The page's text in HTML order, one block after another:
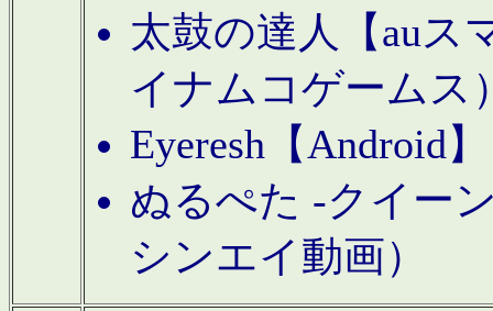
太鼓の達人【auス
イナムコゲームス
Eyeresh【Android
ぬるぺた -クイー
シンエイ動画）